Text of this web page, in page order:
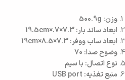
وزن: 500.9g
ابعاد ساند بار: 7.3×7.×19.5cm
ابعاد ساب ووفر: 7.3×8.5×19cm
وضوح صدا: 70
نوع اتصال: با سیم
منبع تغذیه: USB port